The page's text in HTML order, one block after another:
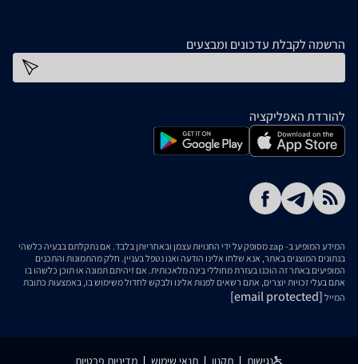
הרשמה לקבלת עדכונים ומבצעים
להורדת האפליקציה
המידע המופיע ב- zap מסופק על ידי החנויות עצמן ובאחריותן בלבד. אם נתקלתם בבעיה כלשהי
בנתונים המוצגים באתר, אנא שלחו אלינו הודעה ואנו נטפל בעניין. חלק מהתמונות והתכנים
המופיעים באתר זה הוכנו בעזרת מחוללי בינה מלאכותית. אם זיהיתם תמונה או תוכן כלשהו בו
אתם בעלי זכויות יוצרים, אתם רשאים לפנות אלינו ולבקש לחדול משימוש בו, באמצעות כתובת
המייל [email protected]
נגישות תקנון תנאי שימוש מדיניות פרטיות